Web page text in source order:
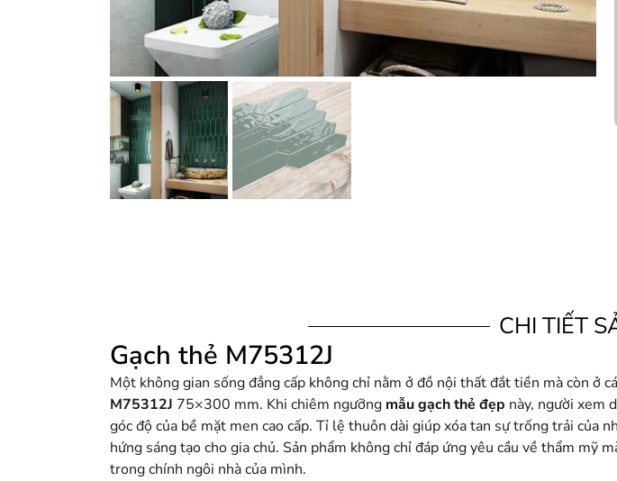
CHI TIẾT
Gạch thẻ M75312J
Một không gian sống đẳng cấp không chỉ nằm ở đồ nội thất đắt tiền mà còn ở
M75312J 75×300 mm. Khi chiêm ngưỡng mẫu gạch thẻ đẹp này, người xem
góc độ của bề mặt men cao cấp. Tỉ lệ thuôn dài giúp xóa tan sự trống trải của
hứng sáng tạo cho gia chủ. Sản phẩm không chỉ đáp ứng yêu cầu về thẩm mỹ
trong chính ngôi nhà của mình.